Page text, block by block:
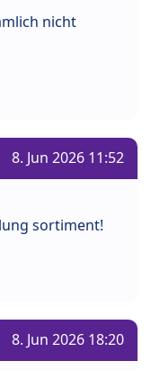
nicht
8. Jun 2026 11:52
sortiment!
8. Jun 2026 18:20